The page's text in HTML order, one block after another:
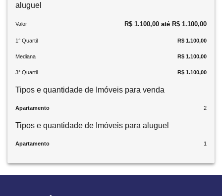
aluguel
Valor R$ 1.100,00 até R$ 1.100,00
1° Quartil R$ 1.100,00
Mediana R$ 1.100,00
3° Quartil R$ 1.100,00
Tipos e quantidade de Imóveis para venda
Apartamento 2
Tipos e quantidade de Imóveis para aluguel
Apartamento 1